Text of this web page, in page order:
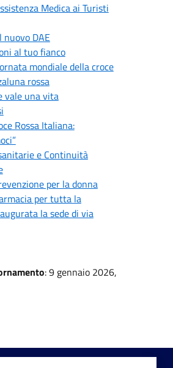
Medica ai Turisti
DAE
al tuo fianco
mondiale della croce
rossa
vale una vita
Rossa Italiana:
e Continuità
per la donna
per tutta la
la sede di via
: 9 gennaio 2026,